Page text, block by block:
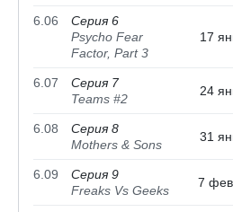
6.06
Серия 6
Psycho Fear
Factor, Part 3
17
6.07
Серия 7
Teams #2
24
6.08
Серия 8
Mothers & Sons
31
6.09
Серия 9
Freaks Vs Geeks
7